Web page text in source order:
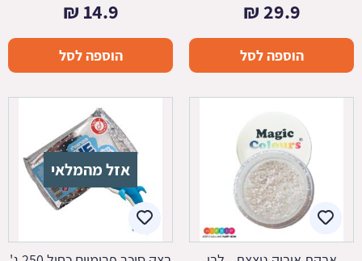
29.9
₪
הוספה לסל
14.9
₪
הוספה לסל
אזל מהמלאי